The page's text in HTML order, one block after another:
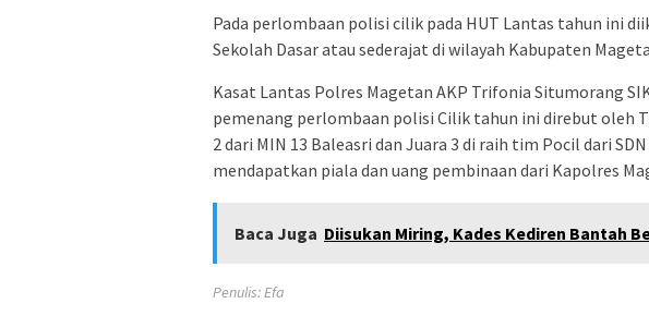
Pada perlombaan polisi cilik pada HUT Lantas tahun ini
Sekolah Dasar atau sederajat di wilayah Kabupaten
Kasat Lantas Polres Magetan AKP Trifonia Situmorang
pemenang perlombaan polisi Cilik tahun ini direbut oleh
2 dari MIN 13 Baleasri dan Juara 3 di raih tim Pocil dari
mendapatkan piala dan uang pembinaan dari Kapolres
Baca Juga Diisukan Miring, Kades Kediren Bantah
Penulis: Efa